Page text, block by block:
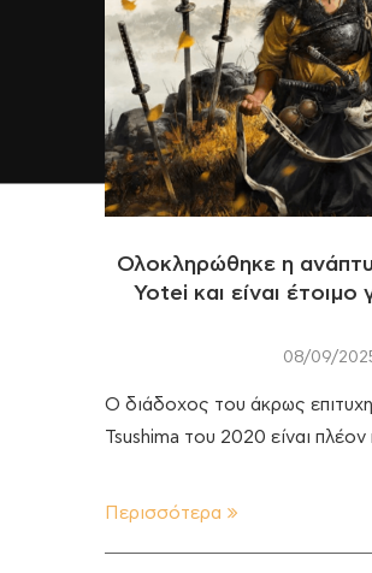
Ολοκληρώθηκε η
Yotei και είναι έτοιμο
08/09/
Ο διάδοχος του άκρως
Tsushima του 2020 είναι
Περισσότερα